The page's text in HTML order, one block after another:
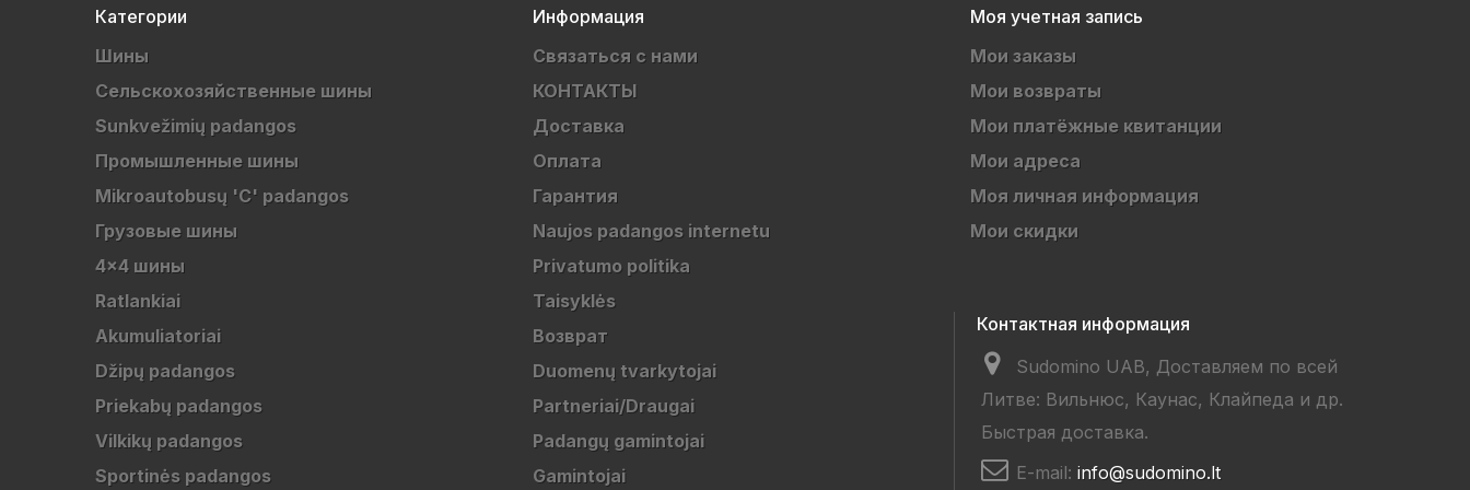
Категории
Шины
Cельскохозяйственные шины
Sunkvežimių padangos
Промышленные шины
Mikroautobusų 'C' padangos
Грузовые шины
4x4 шины
Ratlankiai
Akumuliatoriai
Džipų padangos
Priekabų padangos
Vilkikų padangos
Sportinės padangos
Информация
Связаться с нами
КОНТАКТЫ
Доставка
Оплата
Гарантия
Naujos padangos internetu
Privatumo politika
Taisyklės
Возврат
Duomenų tvarkytojai
Partneriai/Draugai
Padangų gamintojai
Gamintojai
Моя учетная запись
Мои заказы
Мои возвраты
Мои платёжные квитанции
Мои адреса
Моя личная информация
Мои скидки
Контактная информация
Sudomino UAB, Доставляем по всей
Литве: Вильнюс, Каунас, Клайпеда и др.
Быстрая доставка.
E-mail: info@sudomino.lt